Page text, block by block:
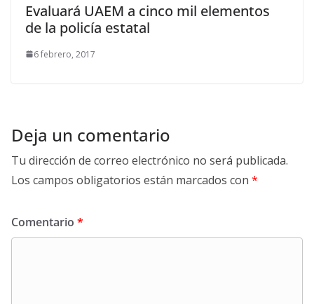
Evaluará UAEM a cinco mil elementos
de la policía estatal
6 febrero, 2017
Deja un comentario
Tu dirección de correo electrónico no será publicada.
Los campos obligatorios están marcados con *
Comentario *